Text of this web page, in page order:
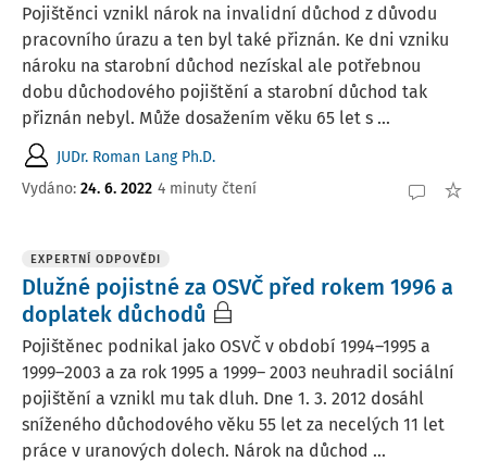
Pojištěnci vznikl nárok na invalidní důchod z důvodu
pracovního úrazu a ten byl také přiznán. Ke dni vzniku
nároku na starobní důchod nezískal ale potřebnou
dobu důchodového pojištění a starobní důchod tak
přiznán nebyl. Může dosažením věku 65 let s ...
JUDr. Roman Lang Ph.D.
Vydáno: 24. 6. 2022 4 minuty čtení
EXPERTNÍ ODPOVĚDI
Dlužné pojistné za OSVČ před rokem 1996 a
doplatek důchodů
Pojištěnec podnikal jako OSVČ v období 1994–1995 a
1999–2003 a za rok 1995 a 1999– 2003 neuhradil sociální
pojištění a vznikl mu tak dluh. Dne 1. 3. 2012 dosáhl
sníženého důchodového věku 55 let za necelých 11 let
práce v uranových dolech. Nárok na důchod ...